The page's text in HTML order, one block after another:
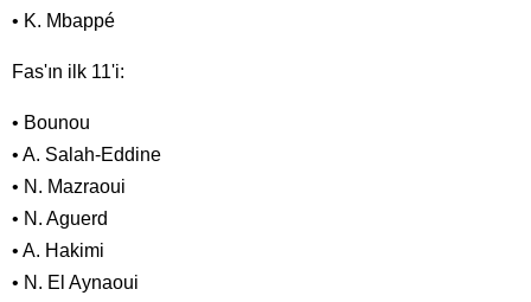
• K. Mbappé
Fas'ın ilk 11'i:
• Bounou
• A. Salah-Eddine
• N. Mazraoui
• N. Aguerd
• A. Hakimi
• N. El Aynaoui